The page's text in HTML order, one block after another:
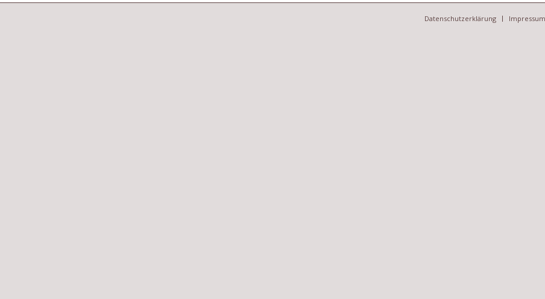
Datenschutzerklärung Impressum